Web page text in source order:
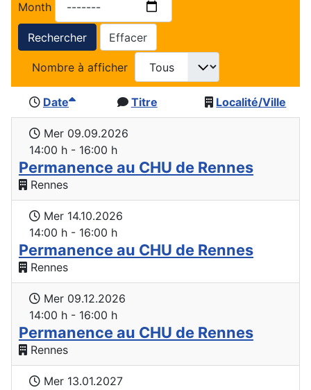
Month
Rechercher Effacer
Nombre à afficher
Date Titre Localité/Ville
Mer 09.09.2026
14:00 h - 16:00 h
Permanence au CHU de Rennes
Rennes
Mer 14.10.2026
14:00 h - 16:00 h
Permanence au CHU de Rennes
Rennes
Mer 09.12.2026
14:00 h - 16:00 h
Permanence au CHU de Rennes
Rennes
Mer 13.01.2027